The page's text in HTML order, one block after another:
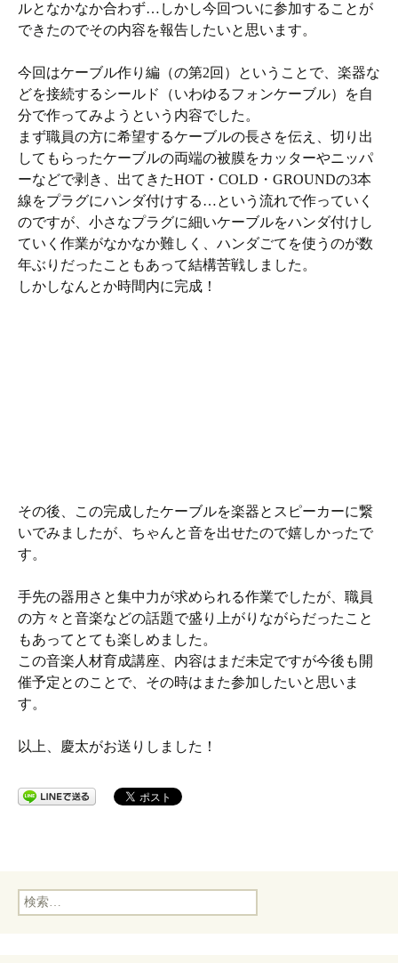
ルとなかなか合わず…しかし今回ついに参加することが
できたのでその内容を報告したいと思います。
今回はケーブル作り編（の第2回）ということで、楽器な
どを接続するシールド（いわゆるフォンケーブル）を自
分で作ってみようという内容でした。
まず職員の方に希望するケーブルの長さを伝え、切り出
してもらったケーブルの両端の被膜をカッターやニッパ
ーなどで剥き、出てきたHOT・COLD・GROUNDの3本
線をプラグにハンダ付けする…という流れで作っていく
のですが、小さなプラグに細いケーブルをハンダ付けし
ていく作業がなかなか難しく、ハンダごてを使うのが数
年ぶりだったこともあって結構苦戦しました。
しかしなんとか時間内に完成！
その後、この完成したケーブルを楽器とスピーカーに繋
いでみましたが、ちゃんと音を出せたので嬉しかったで
す。
手先の器用さと集中力が求められる作業でしたが、職員
の方々と音楽などの話題で盛り上がりながらだったこと
もあってとても楽しめました。
この音楽人材育成講座、内容はまだ未定ですが今後も開
催予定とのことで、その時はまた参加したいと思いま
す。
以上、慶太がお送りしました！
検
索: